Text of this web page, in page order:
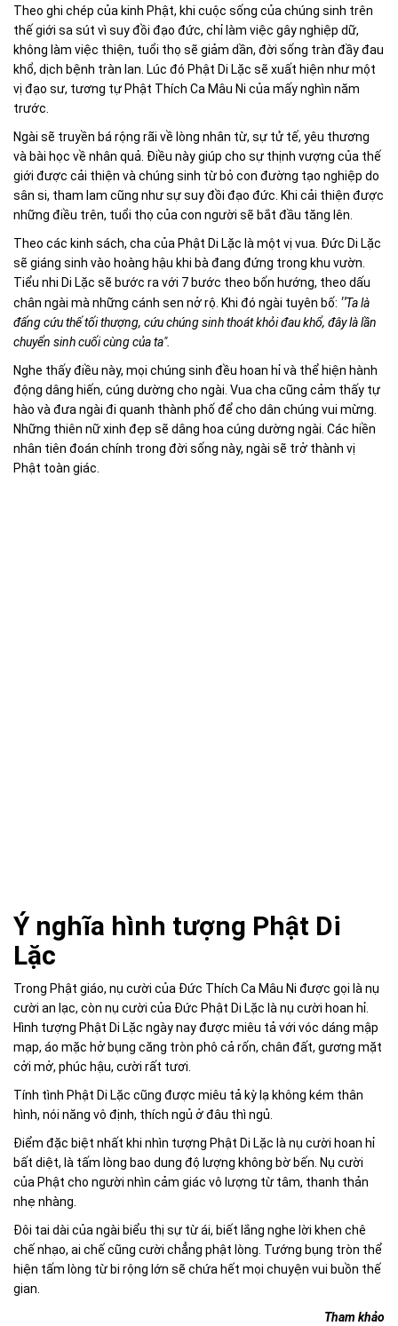
Theo ghi chép của kinh Phật, khi cuộc sống của chúng sinh trên
thế giới sa sút vì suy đồi đạo đức, chỉ làm việc gây nghiệp dữ,
không làm việc thiện, tuổi thọ sẽ giảm dần, đời sống tràn đầy đau
khổ, dịch bệnh tràn lan. Lúc đó Phật Di Lặc sẽ xuất hiện như một
vị đạo sư, tương tự Phật Thích Ca Mâu Ni của mấy nghìn năm
trước.
Ngài sẽ truyền bá rộng rãi về lòng nhân từ, sự tử tế, yêu thương
và bài học về nhân quả. Điều này giúp cho sự thịnh vượng của thế
giới được cải thiện và chúng sinh từ bỏ con đường tạo nghiệp do
sân si, tham lam cũng như sự suy đồi đạo đức. Khi cải thiện được
những điều trên, tuổi thọ của con người sẽ bắt đầu tăng lên.
Theo các kinh sách, cha của Phật Di Lặc là một vị vua. Đức Di Lặc
sẽ giáng sinh vào hoàng hậu khi bà đang đứng trong khu vườn.
Tiểu nhi Di Lặc sẽ bước ra với 7 bước theo bốn hướng, theo dấu
chân ngài mà những cánh sen nở rộ. Khi đó ngài tuyên bố: "Ta là
đấng cứu thế tối thượng, cứu chúng sinh thoát khỏi đau khổ, đây là lần
chuyển sinh cuối cùng của ta".
Nghe thấy điều này, mọi chúng sinh đều hoan hỉ và thể hiện hành
động dâng hiến, cúng dường cho ngài. Vua cha cũng cảm thấy tự
hào và đưa ngài đi quanh thành phố để cho dân chúng vui mừng.
Những thiên nữ xinh đẹp sẽ dâng hoa cúng dường ngài. Các hiền
nhân tiên đoán chính trong đời sống này, ngài sẽ trở thành vị
Phật toàn giác.
Ý nghĩa hình tượng Phật Di
Lặc
Trong Phật giáo, nụ cười của Đức Thích Ca Mâu Ni được gọi là nụ
cười an lạc, còn nụ cười của Đức Phật Di Lặc là nụ cười hoan hỉ.
Hình tượng Phật Di Lặc ngày nay được miêu tả với vóc dáng mập
mạp, áo mặc hở bụng căng tròn phô cả rốn, chân đất, gương mặt
cởi mở, phúc hậu, cười rất tươi.
Tính tình Phật Di Lặc cũng được miêu tả kỳ lạ không kém thân
hình, nói năng vô định, thích ngủ ở đâu thì ngủ.
Điểm đặc biệt nhất khi nhìn tượng Phật Di Lặc là nụ cười hoan hỉ
bất diệt, là tấm lòng bao dung độ lượng không bờ bến. Nụ cười
của Phật cho người nhìn cảm giác vô lượng từ tâm, thanh thản
nhẹ nhàng.
Đôi tai dài của ngài biểu thị sự từ ái, biết lắng nghe lời khen chê
chế nhạo, ai chế cũng cười chẳng phật lòng. Tướng bụng tròn thể
hiện tấm lòng từ bi rộng lớn sẽ chứa hết mọi chuyện vui buồn thế
gian.
Tham khảo